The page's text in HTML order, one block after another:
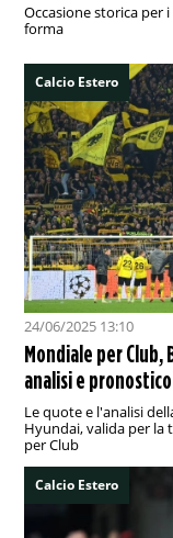
Occasione storica per
forma
Calcio Estero
24/06/2025 13:10
Mondiale per Club,
analisi e pronostico
Le quote e l'analisi
Hyundai, valida per la
per Club
Calcio Estero